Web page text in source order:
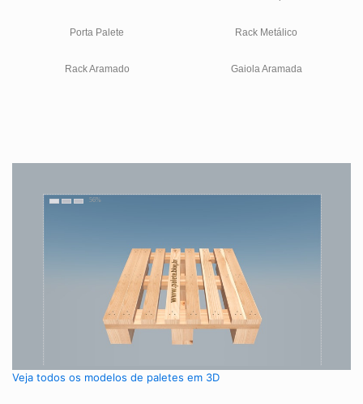
Porta Palete Rack Metálico
Rack Aramado Gaiola Aramada
Veja todos os modelos de paletes em 3D